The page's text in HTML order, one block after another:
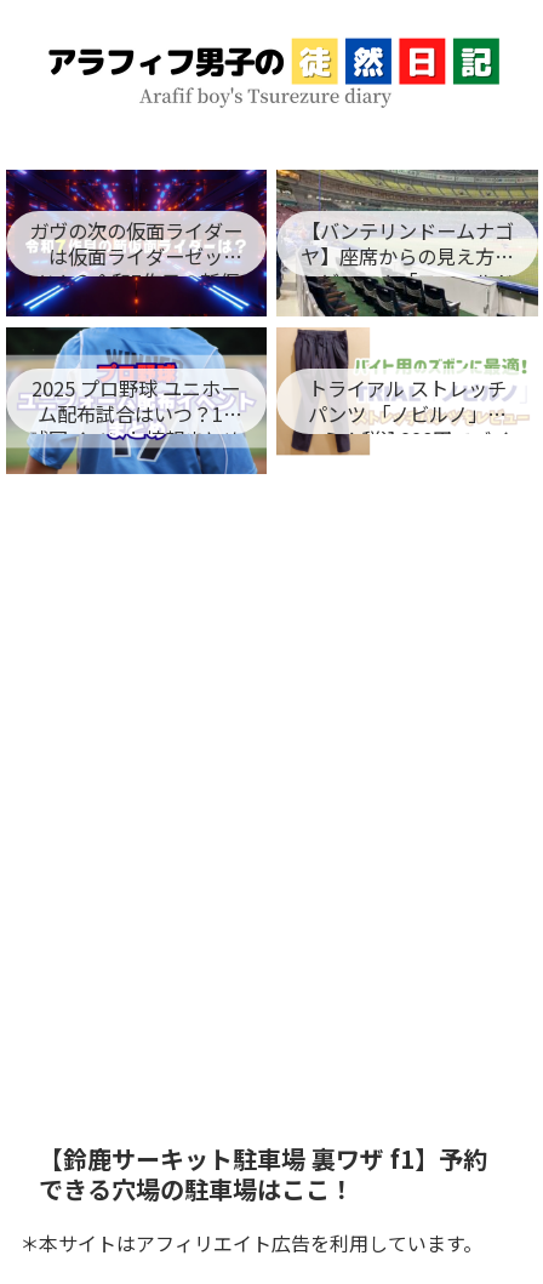
ガヴの次の仮面ライダー
は仮面ライダーゼッ
ツ！？令和7作目の新仮
面ライダー名が判明！
【バンテリンドームナゴ
ヤ】座席からの見え方を
レビュー！「フィールド
シート編」
2025 プロ野球 ユニホー
ム配布試合はいつ？12
球団イベント情報まとめ
トライアル ストレッチ
パンツ 「ノビルノ」口
コミ！税込998円でバイ
ト用のズボンに最適！
【鈴鹿サーキット駐車場 裏ワザ f1】予約
できる穴場の駐車場はここ！
＊本サイトはアフィリエイト広告を利用しています。